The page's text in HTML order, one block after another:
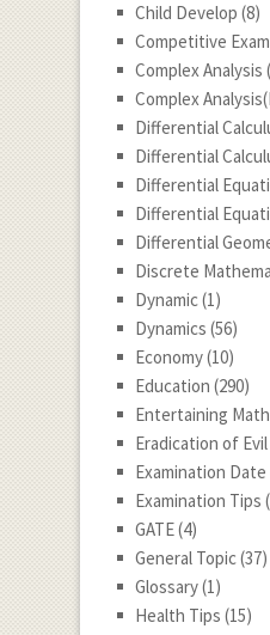
Child Develop (8)
Competitive
Complex Analysis
Complex
Differential
Differential
Differential
Differential
Differential
Discrete
Dynamic(1)
Dynamics (56)
Economy(10)
Education (290)
Entertaining Math
Eradication of Evil
Examination Date
Examination Tips
GATE(4)
General Topic(37)
Glossary(1)
Health Tips (15)